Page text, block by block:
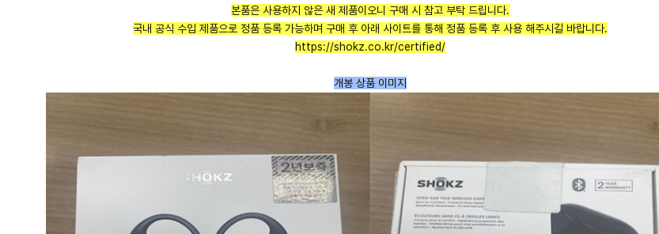
본품은 사용하지 않은 새 제품이오니 구매 시 참고 부탁 드립니다.
국내 공식 수입 제품으로 정품 등록 가능하며 구매 후 아래 사이트를 통해 정품 등록 후 사용 해주시길 바랍니다.
https://shokz.co.kr/certified/
개봉 상품 이미지